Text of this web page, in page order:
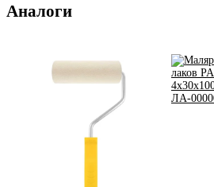
Аналоги